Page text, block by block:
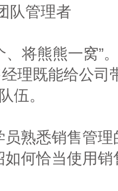
管理者
、将熊熊一窝”
理既能给公司
伍。
熟悉销售管理
何恰当使用销